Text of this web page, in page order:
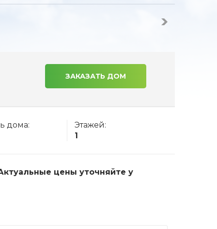
ЗАКАЗАТЬ ДОМ
дома:
Этажей:
1
цены уточняйте у